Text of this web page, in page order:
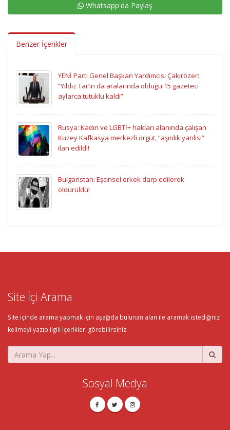
Whatsapp'da Paylaş
Benzer İçerikler
YENİ Parti Genel Başkan Yardımcısı Çakırözer:
“Yıldız Tar’ın da aralarında olduğu 15 gazeteci
aylarca tutuklu kaldı”
Rusya: Kadın ve LGBTİ+ hakları alanında çalışan
Kuzey Kafkasya merkezli örgüt, “aşırılık yanlısı”
ilan edildi!
Bulgaristan: Eşcinsel erkek darp edilerek
öldürüldü!
Site İçi Arama
Site içinde arama yapmak için aşağıda bulunan alan ile aramak istediğiniz
kelimeyi yazıp ilgili içerikleri görebilirsiniz.
Sosyal Medya